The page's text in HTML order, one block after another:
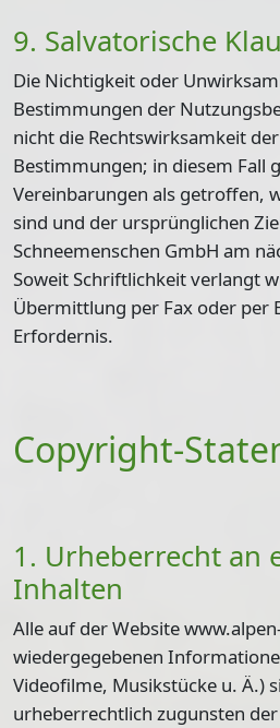
9. Salvatorische
Die Nichtigkeit oder
Bestimmungen der
nicht die Rechtswirksamkeit
Bestimmungen; in diesem Fall
Vereinbarungen als getroffen,
sind und der ursprünglichen
Schneemenschen GmbH am
Soweit Schriftlichkeit verlangt
Übermittlung per Fax oder per
Erfordernis.
Copyright-
1. Urheberrecht an
Inhalten
Alle auf der Website
wiedergegebenen
Videofilme, Musikstücke u. Ä.)
urheberrechtlich zugunsten